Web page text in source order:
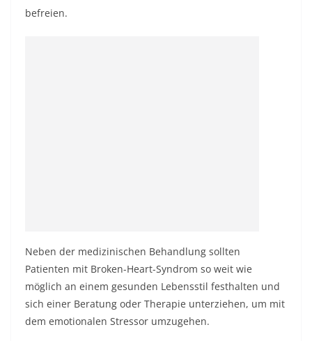
befreien.
Neben der medizinischen Behandlung sollten
Patienten mit Broken-Heart-Syndrom so weit wie
möglich an einem gesunden Lebensstil festhalten und
sich einer Beratung oder Therapie unterziehen, um mit
dem emotionalen Stressor umzugehen.